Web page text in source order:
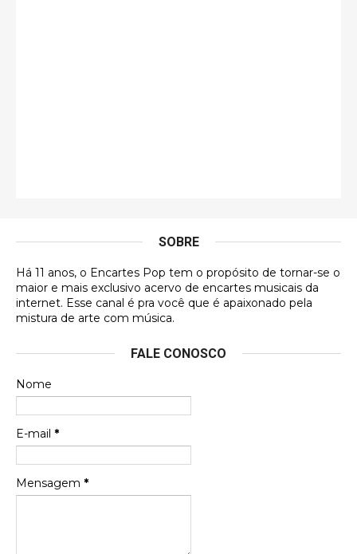
DVD MIDINHO
Francierton
futuras aquisições, e olhando o encarte aqui, me
Francierton
Espero que tenham sentido minha falta, informo
que estou de volta para trazer mais contribuições
SOBRE
Há 11 anos, o Encartes Pop tem o propósito de tornar-se o
maior e mais exclusivo acervo de encartes musicais da
internet. Esse canal é pra você que é apaixonado pela
mistura de arte com música.
FALE CONOSCO
Nome
E-mail *
Mensagem *